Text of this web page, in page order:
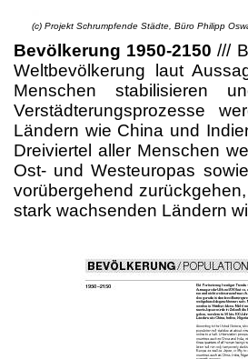
(c) Projekt Schrumpfende Städte, Büro Philipp
Bevölkerung 1950-2150 ///
Weltbevölkerung laut
Menschen stabilisieren
Verstädterungsprozesse
Ländern wie China und
Dreiviertel aller Menschen
Ost- und Westeuropas
vorübergehend
stark wachsenden Ländern